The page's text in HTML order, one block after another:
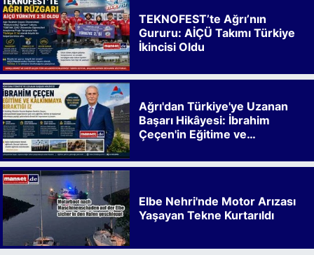
TEKNOFEST’te Ağrı’nın
Gururu: AİÇÜ Takımı Türkiye
İkincisi Oldu
Ağrı'dan Türkiye'ye Uzanan
Başarı Hikâyesi: İbrahim
Çeçen'in Eğitime ve
Elbe Nehri'nde Motor Arızası
Yaşayan Tekne Kurtarıldı